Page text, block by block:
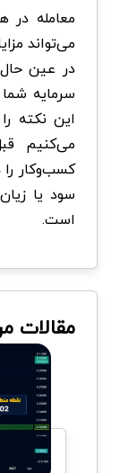
معامله در
می‌تواند
در عین
سرمایه شما
این نکته
می‌کنیم
کسب‌وکار را
سود یا
است.
مقالات